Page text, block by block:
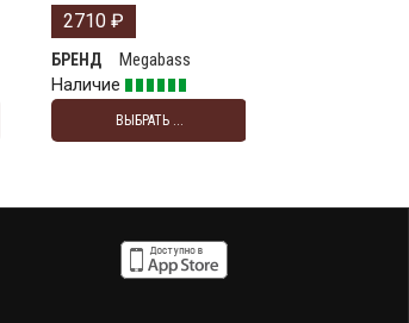
2710₽
БРЕНД
Megabass
Наличие
ВЫБРАТЬ ...